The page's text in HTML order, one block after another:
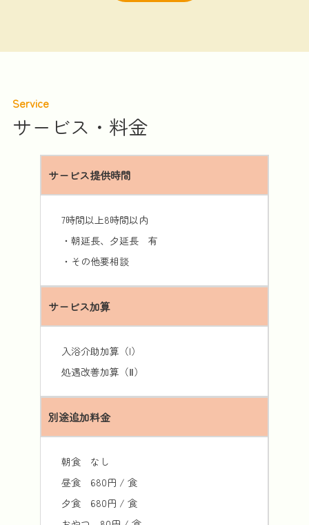
Service
サービス・料金
サービス提供時間
7時間以上8時間以内
・朝延長、夕延長 有
・その他要相談
サービス加算
入浴介助加算（I）
処遇改善加算（Ⅱ）
別途追加料金
朝食 なし
昼食 680円 / 食
夕食 680円 / 食